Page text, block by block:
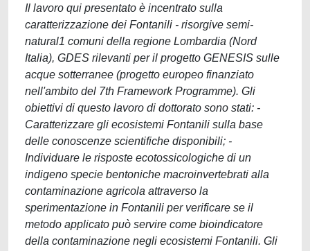
Il lavoro qui presentato è incentrato sulla
caratterizzazione dei Fontanili - risorgive semi-
natural1 comuni della regione Lombardia (Nord
Italia), GDES rilevanti per il progetto GENESIS sulle
acque sotterranee (progetto europeo finanziato
nell'ambito del 7th Framework Programme). Gli
obiettivi di questo lavoro di dottorato sono stati: -
Caratterizzare gli ecosistemi Fontanili sulla base
delle conoscenze scientifiche disponibili; -
Individuare le risposte ecotossicologiche di un
indigeno specie bentoniche macroinvertebrati alla
contaminazione agricola attraverso la
sperimentazione in Fontanili per verificare se il
metodo applicato può servire come bioindicatore
della contaminazione negli ecosistemi Fontanili. Gli